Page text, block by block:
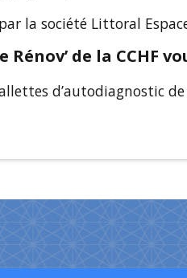
la société Littoral
Rénov’ de la CCHF
d’autodiagnostic